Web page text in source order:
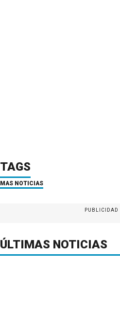
TAGS
MÁS NOTICIAS
PUBLICIDAD
ÚLTIMAS NOTICIAS